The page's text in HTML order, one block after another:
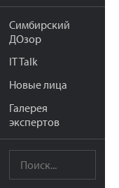
Симбирский
ДОзор
IT Talk
Новые лица
Галерея
экспертов